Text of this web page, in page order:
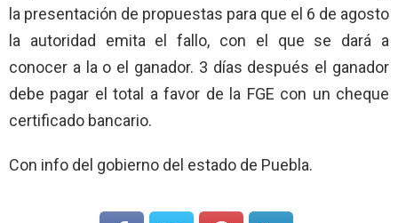
la presentación de propuestas para que el 6 de agosto
la autoridad emita el fallo, con el que se dará a
conocer a la o el ganador. 3 días después el ganador
debe pagar el total a favor de la FGE con un cheque
certificado bancario.
Con info del gobierno del estado de Puebla.